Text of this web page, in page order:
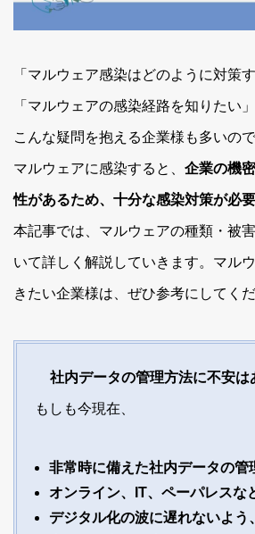
「マルウェア感染はどのように対策
「マルウェアの感染経路を知りたい」
こんな疑問を抱える企業様も多いの
マルウェアに感染すると、 企業の機
性があるため、十分な感染対策が必要
本記事では、マルウェアの種類・被
いて詳しく解説していきます。マル
きたい企業様は、ぜひ参考にしてくだ
社内データの管理方法に不安は
もしも今現在、
非常時に備えた社内データの管
オンライン、IT、ペーパレスな
デジタル化の波に遅れないよう